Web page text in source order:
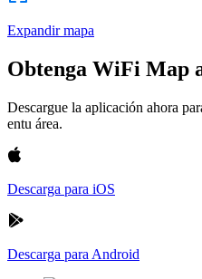
Expandir mapa
Obtenga WiFi Map
Descargue la aplicación ahora
entu área.
Descarga para iOS
Descarga para Android